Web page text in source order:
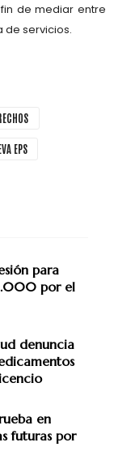
de mediar entre
de servicios.
EPS
para
por el
denuncia
en
futuras por